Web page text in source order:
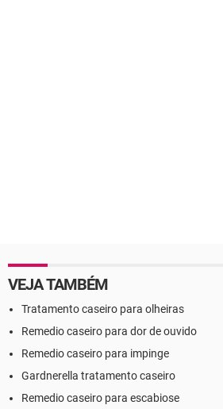
VEJA TAMBÉM
Tratamento caseiro para olheiras
Remedio caseiro para dor de ouvido
Remedio caseiro para impinge
Gardnerella tratamento caseiro
Remedio caseiro para escabiose